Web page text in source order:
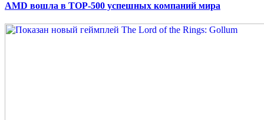
AMD вошла в TOP-500 успешных компаний мира